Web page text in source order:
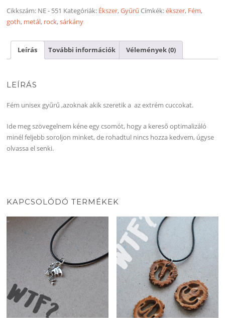
állítható
gyűrű
Cikkszám: NE - 551 Kategóriák: Ékszer,Gyűrű Címkék:ékszer, Fém,
goth, metál, rock,sárkány
Leírás További információk Vélemények (0)
LEÍRÁS
Fém unisex gyűrű ,azoknak akik szeretik a az extrém cuccokat.
Ide meg szövegelnem kéne egy csomót, hogy a kereső optimalizáló
minél feljebb soroljon minket, de rohadtul nincs hozza kedvem, úgyse
olvassa el senki.
KAPCSOLÓDÓ TERMÉKEK